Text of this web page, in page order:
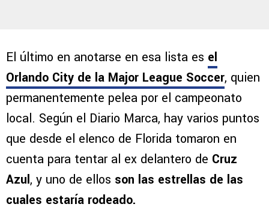
El último en anotarse en esa lista es el
Orlando City de la Major League Soccer, quien
permanentemente pelea por el campeonato
local. Según el Diario Marca, hay varios puntos
que desde el elenco de Florida tomaron en
cuenta para tentar al ex delantero de Cruz
Azul, y uno de ellos son las estrellas de las
cuales estaría rodeado.